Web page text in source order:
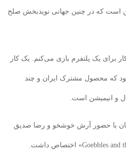
است که در چنین جهانی نویدبخش صلح
برای یک پلتفرم بازی می‌کنم. یک کار
که محصول مشترک ایران و چند
و انیمیشن است.
با حضور آرش خوشخو و رضا صدیق